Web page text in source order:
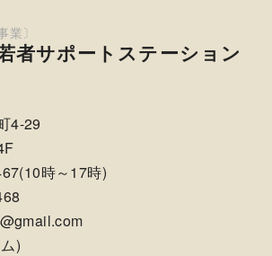
者サポートステーション
4-29
時～17時)
)